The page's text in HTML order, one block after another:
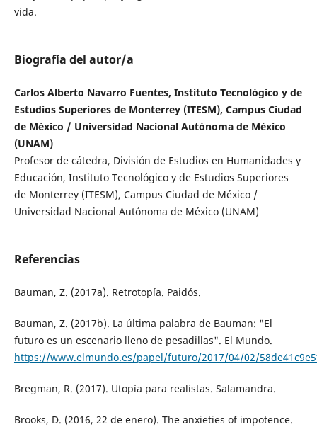
vida.
Biografía del autor/a
Carlos Alberto Navarro Fuentes, Instituto Tecnológico y de
Estudios Superiores de Monterrey (ITESM), Campus Ciudad
de México / Universidad Nacional Autónoma de México
(UNAM)
Profesor de cátedra, División de Estudios en Humanidades y
Educación, Instituto Tecnológico y de Estudios Superiores
de Monterrey (ITESM), Campus Ciudad de México /
Universidad Nacional Autónoma de México (UNAM)
Referencias
Bauman, Z. (2017a). Retrotopía. Paidós.
Bauman, Z. (2017b). La última palabra de Bauman: "El
futuro es un escenario lleno de pesadillas". El Mundo.
https://www.elmundo.es/papel/futuro/2017/04/02/
Bregman, R. (2017). Utopía para realistas. Salamandra.
Brooks, D. (2016, 22 de enero). The anxieties of impotence.